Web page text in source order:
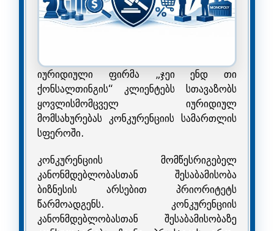
იურიდიული ფირმა „ჯეი ენდ თი
ქონსალთინგის“ კლიენტებს სთავაზობს
ყოვლისმომცველ იურიდიულ
მომსახურებას კონკურენციის სამართლის
სფეროში.
კონკურენციის მომწესრიგებელ
კანონმდებლობასთან შესაბამისობა
ბიზნესის არსებით პრიორიტეტს
წარმოადგენს. კონკურენციის
კანონმდებლობასთან შესაბამისობაზე